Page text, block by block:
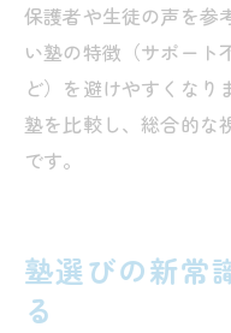
保護者や生徒の声を参
い塾の特徴（サポート
ど）を避けやすくなり
塾を比較し、総合的な
です。
塾選びの新常
る